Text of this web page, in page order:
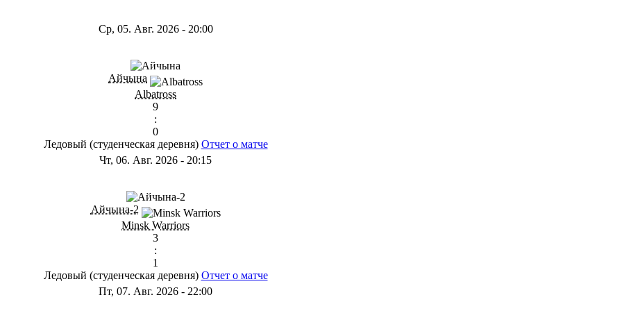
Ср, 05. Авг. 2026- 20:00
Айчына
Albatross
9
:
0
Ледовый (студенческая деревня) Отчет о матче
Чт, 06. Авг. 2026 - 20:15
Айчына-2
Minsk Warriors
3
:
1
Ледовый (студенческая деревня) Отчет о матче
Пт, 07. Авг. 2026 - 22:00